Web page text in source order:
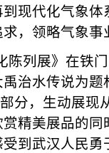
现代化气象
，领略气象事
列展》在铁
治水传说为题
部分，生动展
精美展品的
到武汉人民